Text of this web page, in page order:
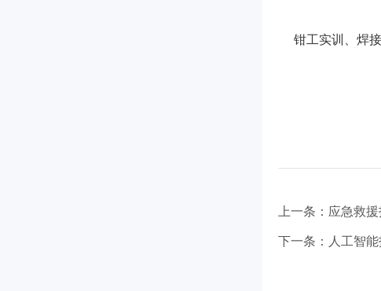
钳工实训、焊
上一条：应急救
下一条：人工智能